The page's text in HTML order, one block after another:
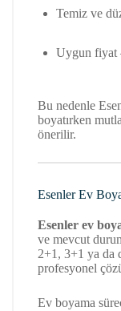
Temiz ve
Uygun fiyat
Bu nedenle
boyatırken
önerilir.
Esenler Ev
Esenler ev
ve mevcut
2+1, 3+1 ya da
profesyonel
Ev boyama